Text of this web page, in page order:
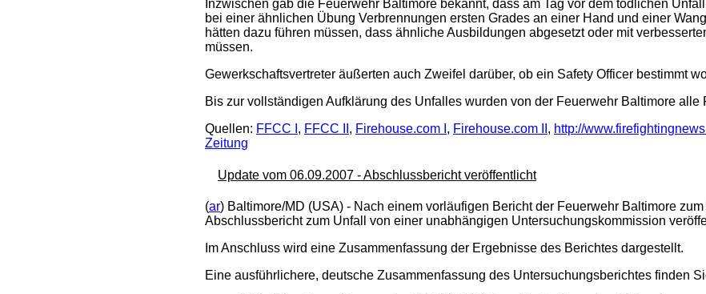
Inzwischen gab die Feuerwehr Baltimore bekannt, dass am Tag vor dem tödlichen
bei einer ähnlichen Übung Verbrennungen ersten Grades an einer Hand und einer
hätten dazu führen müssen, dass ähnliche Ausbildungen abgesetzt oder mit
müssen.
Gewerkschaftsvertreter äußerten auch Zweifel darüber, ob ein Safety Officer bestimmt
Bis zur vollständigen Aufklärung des Unfalles wurden von der Feuerwehr Baltimore
Quellen: FFCC I , FFCC II , Firehouse.com I , Firehouse.com II , http://
Zeitung
Update vom 06.09.2007 - Abschlussbericht veröffentlicht
(ar) Baltimore/MD (USA) - Nach einem vorläufigen Bericht der Feuerwehr Baltimore
Abschlussbericht zum Unfall von einer unabhängigen Untersuchungskommission
Im Anschluss wird eine Zusammenfassung der Ergebnisse des Berichtes dargestellt.
Eine ausführlichere, deutsche Zusammenfassung des Untersuchungsberichtes finden